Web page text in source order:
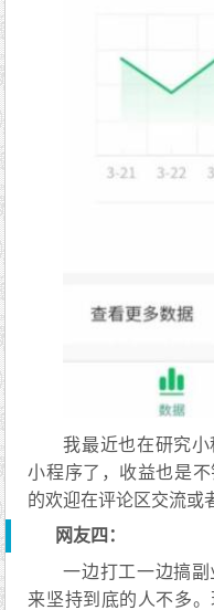
我最近也在研究
小程序了，收益也是
的欢迎在评论区交流或
网友四：
一边打工一边搞
来坚持到底的人不多